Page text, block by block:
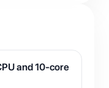
and 10-core